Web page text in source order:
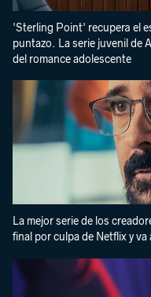
'Sterling Point' recupera el
puntazo. La serie juvenil de
del romance adolescente
La mejor serie de los
final por culpa de Netflix y